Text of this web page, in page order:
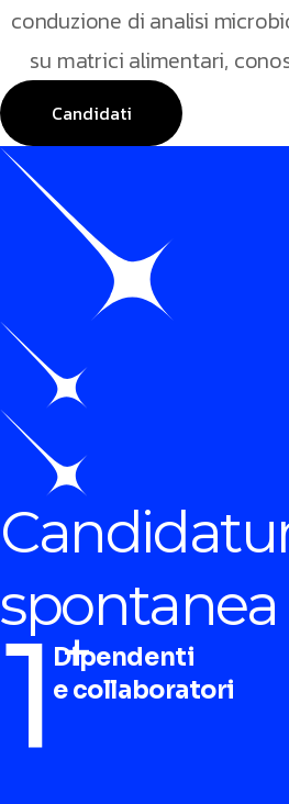
conduzione di analisi
su matrici alimentari,
Candidati
spontanea
1 +
Dipendenti
e collaboratori